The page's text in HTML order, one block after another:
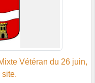
Vétéran du 26 juin,